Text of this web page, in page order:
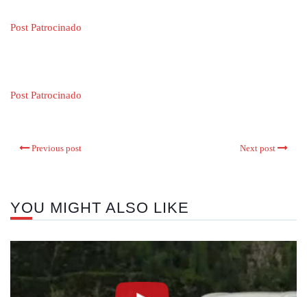
Post Patrocinado
Post Patrocinado
Previous post Next post
YOU MIGHT ALSO LIKE